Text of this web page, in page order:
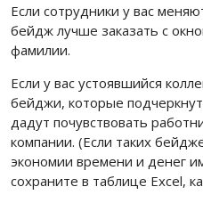
Если сотрудники у вас
бейдж лучше заказать с
фамилии.
Если у вас устоявшийся
бейджи, которые
дадут почувствовать
компании. (Если таких
экономии времени и денег
сохраните в таблице Excel,